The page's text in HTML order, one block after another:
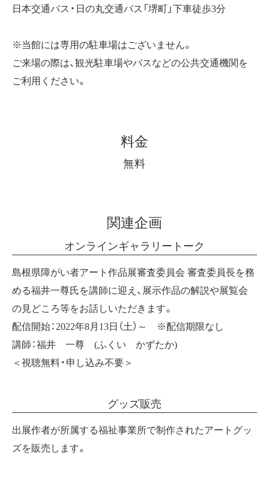
日本交通バス・日の丸交通バス「堺町」下車徒歩3分
※当館には専用の駐車場はございません。
ご来場の際は、観光駐車場やバスなどの公共交通機関を
ご利用ください。
料金
無料
関連企画
オンラインギャラリートーク
島根県障がい者アート作品展審査委員会 審査委員長を務
める福井一尊氏を講師に迎え、展示作品の解説や展覧会
の見どころ等をお話しいただきます。
配信開始：2022年8月13日（土）～ ※配信期限なし
講師：福井 一尊 (ふくい かずたか)
＜視聴無料・申し込み不要＞
グッズ販売
出展作者が所属する福祉事業所で制作されたアートグッ
ズを販売します。